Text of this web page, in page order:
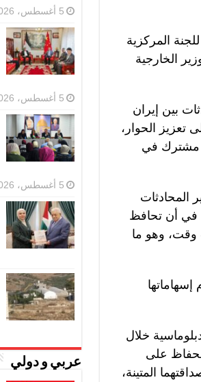
المركزية
الخارجية
بين إيران
تعزيز الحوار،
مشترك في
المحادثات
في أن تحافظ
وقت، وهو ما
لإقامة العلاقات الدبلوماسية خلال
على
المتينة،
5 أغسطس، 2026
5 أغسطس، 2026
5 أغسطس، 2026
عربي و دولي